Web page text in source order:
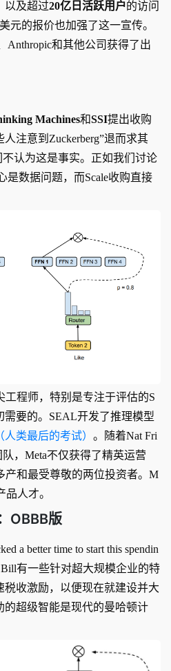
以及超过20亿日活跃用户的访问
元的报价也加强了这一宣传。
Anthropic和其他公司获得了出
Machines和SSI提出收购
注意到Zuckerberg”退而求其
不认为这是事实。正如我们讨论
是数据问题，而Scale收购直接
工程师，特别是专注于评估的S
需要的。SEAL开发了推理模型
人类最后的考试） 。随着Nat Fri
队，Meta不仅获得了精英运营
产和最受尊敬的两位投资者。M
人才。
OBBB版
a better time to start this spendin
Bill有一些针对超大规模企业的特
收激励，以便现在就建设并大
超级智能是现代的曼哈顿计